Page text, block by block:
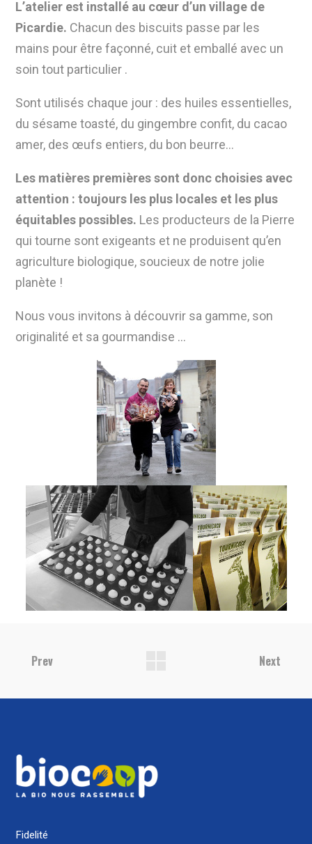
L’atelier est installé au cœur d’un village de
Picardie. Chacun des biscuits passe par les
mains pour être façonné, cuit et emballé avec un
soin tout particulier .
Sont utilisés chaque jour : des huiles essentielles,
du sésame toasté, du gingembre confit, du cacao
amer, des œufs entiers, du bon beurre…
Les matières premières sont donc choisies avec
attention : toujours les plus locales et les plus
équitables possibles. Les producteurs de la Pierre
qui tourne sont exigeants et ne produisent qu’en
agriculture biologique, soucieux de notre jolie
planète !
Nous vous invitons à découvrir sa gamme, son
originalité et sa gourmandise …
Prev Next
Fidelité